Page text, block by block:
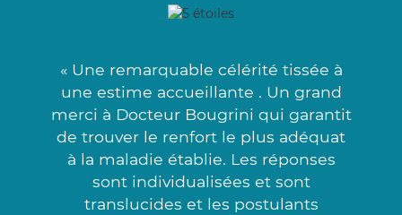
« Une remarquable célérité tissée à
une estime accueillante . Un grand
merci à Docteur Bougrini qui garantit
de trouver le renfort le plus adéquat
à la maladie établie. Les réponses
sont individualisées et sont
translucides et les postulants